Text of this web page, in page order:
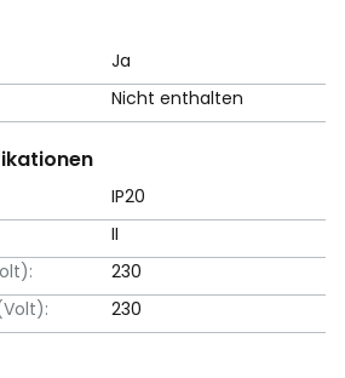
Ja
Nicht enthalten
IP20
II
230
230